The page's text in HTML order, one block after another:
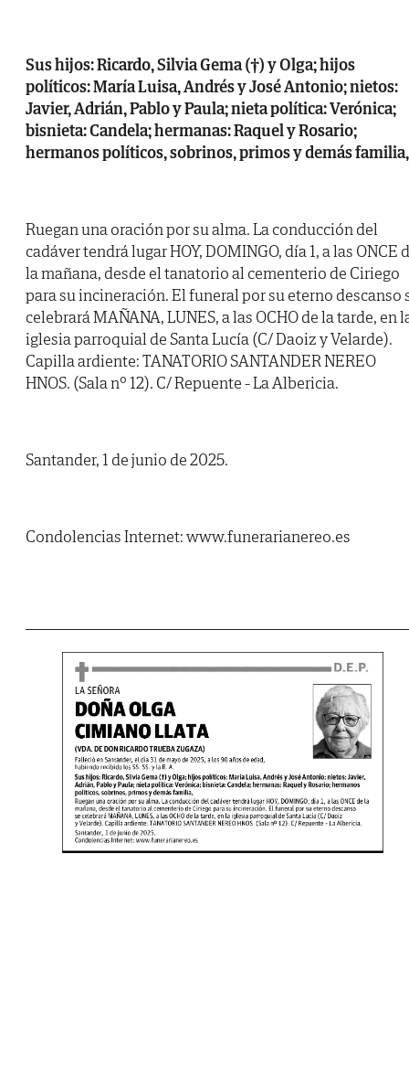
Sus hijos: Ricardo, Silvia Gema (†) y Olga; hijos
políticos: María Luisa, Andrés y José Antonio; nietos:
Javier, Adrián, Pablo y Paula; nieta política: Verónica;
bisnieta: Candela; hermanas: Raquel y Rosario;
hermanos políticos, sobrinos, primos y demás familia,
Ruegan una oración por su alma. La conducción del
cadáver tendrá lugar HOY, DOMINGO, día 1, a las ONCE
la mañana, desde el tanatorio al cementerio de Ciriego
para su incineración. El funeral por su eterno descanso
celebrará MAÑANA, LUNES, a las OCHO de la tarde, en
iglesia parroquial de Santa Lucía (C/ Daoiz y Velarde).
Capilla ardiente: TANATORIO SANTANDER NEREO
HNOS. (Sala nº 12). C/ Repuente - La Albericia.
Santander, 1 de junio de 2025.
Condolencias Internet: www.funerarianereo.es